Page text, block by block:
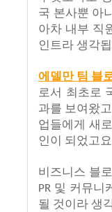
국 본사뿐 아
아차 내부 직
인트라 생각
에델만 팀 블
로서 최초로
과를 보여왔고
업들에게
새
인이
되었고요
비즈니스 블
PR 및 커뮤니
될 것이라 생